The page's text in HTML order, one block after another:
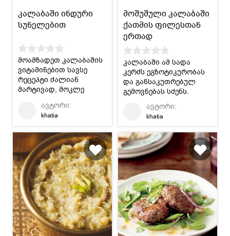
კალაბაში ინდური
სუნელებით
მოამზადეთ კალაბაშის
ვიტამინებით სავსე
რეცეპტი ძალიან
მარტივად, მოკლე
ავტორი:
khatia
მოშუშული კალაბაში
ქათმის ფილესთან
ერთად
კალაბაში ამ სადა
კერძს ეგზოტიკურობას
და განსაკუთრებულ
გემოვნებას სძენს.
ავტორი:
khatia